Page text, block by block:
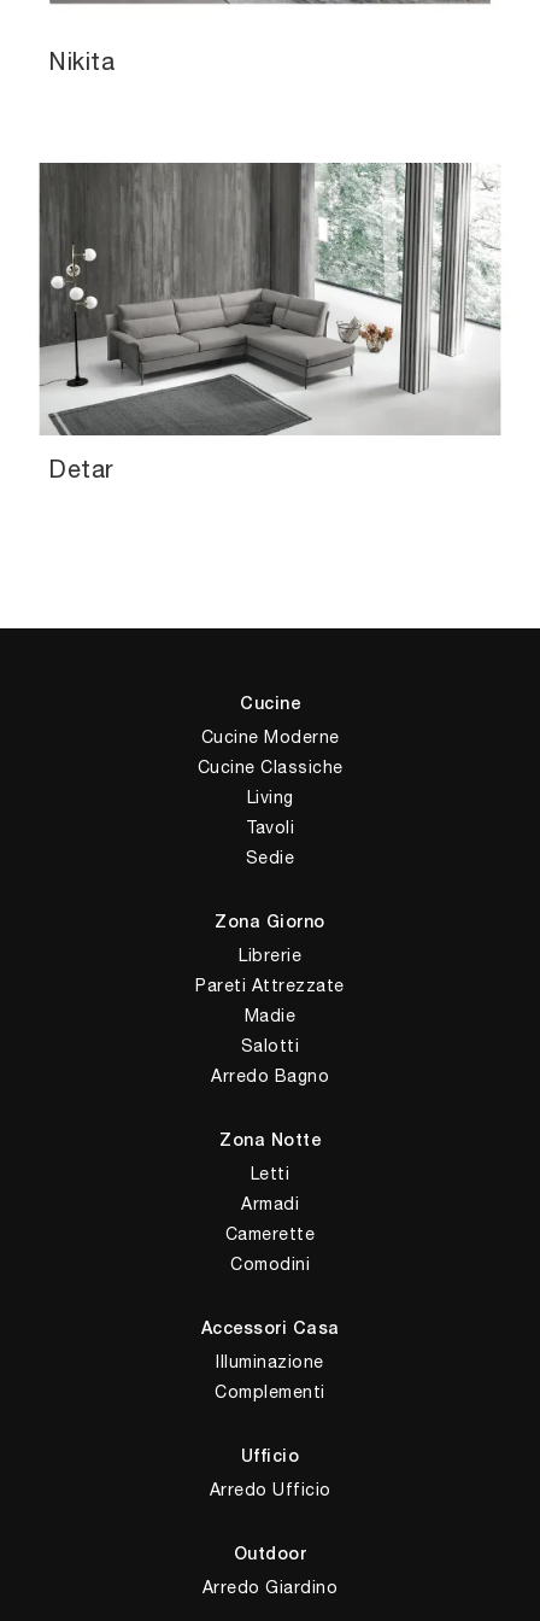
Nikita
Detar
Cucine
Cucine Moderne
Cucine Classiche
Living
Tavoli
Sedie
Zona Giorno
Librerie
Pareti Attrezzate
Madie
Salotti
Arredo Bagno
Zona Notte
Letti
Armadi
Camerette
Comodini
Accessori Casa
Illuminazione
Complementi
Ufficio
Arredo Ufficio
Outdoor
Arredo Giardino